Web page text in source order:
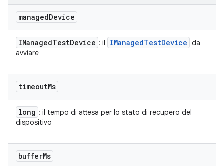
managedDevice
IManagedTestDevice : il IManagedTestDevice da
avviare
timeoutMs
long : il tempo di attesa per lo stato di recupero del
dispositivo
bufferMs